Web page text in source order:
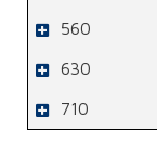
560
630
710